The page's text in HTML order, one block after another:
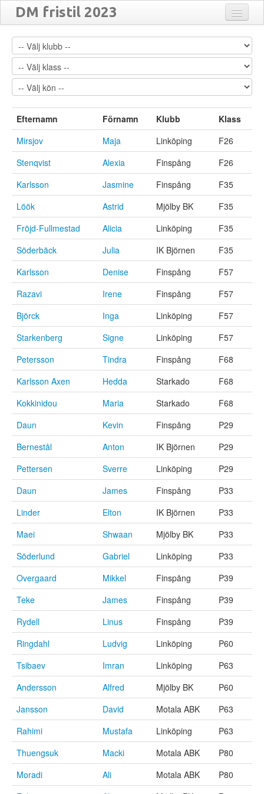
DM fristil 2023
Anmälda
Matcher
Resultat
Översikt
Turneringar
Efternamn Förnamn Klubb
Klass
Mirsjov
Maja Linköping
F26
Stenqvist
Alexia Finspång
F26
Karlsson
Jasmine Finspång
F35
Löök
Astrid Mjölby BK
F35
Fröjd-Fullmestad
Alicia Linköping
F35
Söderbäck
Julia IK Björnen
F35
Karlsson
Denise Finspång
F57
Razavi
Irene Finspång
F57
Björck
Inga Linköping
F57
Starkenberg
Signe Linköping
F57
Petersson
Tindra Finspång
F68
Karlsson Axen
Hedda Starkado
F68
Kokkinidou
Maria Starkado
F68
Daun
Kevin Finspång
P29
Bernestål
Anton IK Björnen
P29
Pettersen
Sverre Linköping
P29
Daun
James Finspång
P33
Linder
Elton IK Björnen
P33
Maei
Shwaan Mjölby BK
P33
Söderlund
Gabriel Linköping
P33
Overgaard
Mikkel Finspång
P39
Teke
James Finspång
P39
Rydell
Linus Finspång
P39
Ringdahl
Ludvig Linköping
P60
Tsibaev
Imran Linköping
P63
Andersson
Alfred Mjölby BK
P60
Jansson
David Motala ABK
P63
Rahimi
Mustafa Linköping
P63
Thuengsuk
Macki Motala ABK
P80
Moradi
Ali Motala ABK
P80